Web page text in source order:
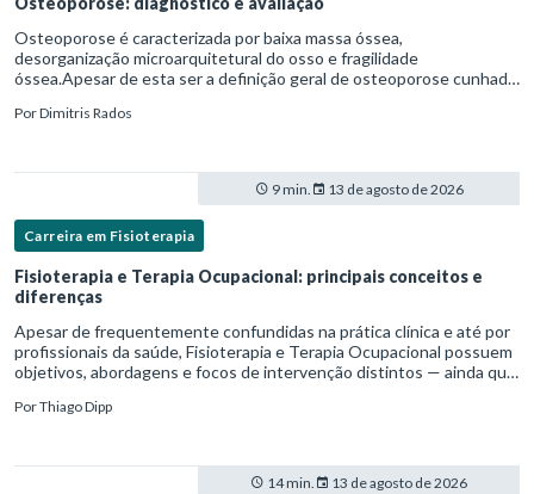
Osteoporose é caracterizada por baixa massa óssea,
desorganização microarquitetural do osso e fragilidade
óssea.Apesar de esta ser a definição geral de osteoporose cunhada
patofisiológico, e não c
PorDimitris Rados
9 min. 13 de agosto de 2026
Carreira em Fisioterapia
Fisioterapia e Terapia Ocupacional: principais conceitos e
diferenças
Apesar de frequentemente confundidas na prática clínica e até por
profissionais da saúde, Fisioterapia e Terapia Ocupacional possuem
objetivos, abordagens e focos de intervenção distintos — ainda que
PorThiago Dipp
14 min. 13 de agosto de 2026